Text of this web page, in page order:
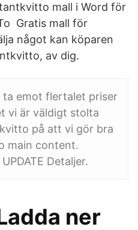
mall i Word för
Gratis mall för
något kan köparen
av dig.
emot flertalet priser
vi är väldigt stolta
på att vi gör bra
main content.
Detaljer.
ner